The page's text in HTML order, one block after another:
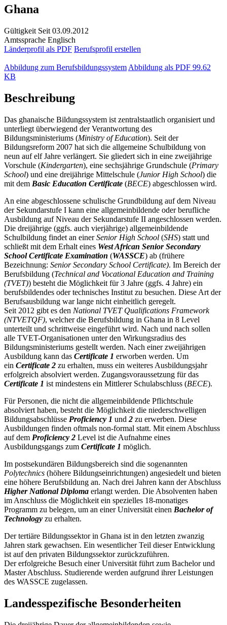
Ghana
Gültigkeit Seit 03.09.2012
Amtssprache Englisch
Länderprofil als PDF Berufsprofil erstellen
Abbildung zum Berufsbildungssystem Abbildung als PDF 99.62
KB
Beschreibung
Das ghanaische Bildungssystem ist zentralstaatlich organisiert und
unterliegt überwiegend der Verantwortung des
Bildungsministeriums (Ministry of Education). Seit der
Bildungsreform 2007 hat sich die allgemeine Schulbildung von
neun auf elf Jahre verlängert. Sie gliedert sich in eine zweijährige
Vorschule (Kindergarten), eine sechsjährige Grundschule (Primary
School) und eine dreijährige Mittelschule (Junior High School) die
mit dem Basic Education Certificate (BECE) abgeschlossen wird.
An eine abgeschlossene schulische Grundbildung auf dem Niveau
der Sekundarstufe I kann eine allgemeinbildende oder berufliche
Ausbildung auf Niveau der Sekundarstufe II angeschlossen werden.
Die dreijährige (ggfs. auch vierjährige) allgemeinbildende
Schulbildung findet an einerSenior High School (SHS) statt und
schließt mit dem Erhalt eines West African Senior Secondary
School Certificate Examination (WASSCE) ab (frühere
Bezeichnung: Senior Secondary School Certificate). Im Bereich der
Berufsbildung (Technical and Vocational Education and Training
(TVET)) besteht die Möglichkeit für 3 Jahre (ggfs. 4 Jahre) ein
berufsbildendes oder technisches Institut zu besuchen. Diese Art der
Berufsausbildung war lange nicht einheitlich geregelt.
Seit 2012 gibt es den National TVET Qualifications Framework
(NTVETQF), welcher die Berufsbildung in Ghana in 8 Level
unterteilt und schrittweise eingeführt wird. Nach und nach sollen
alle TVET-Organisationen unter den Wirkungsradius des
Bildungsministeriums gestellt werden. Nach einer zweijährigen
Ausbildung kann das Certificate 1 erworben werden. Um
ein Certificate 2 zu erhalten, muss ein weiteres Ausbildungsjahr
erfolgreich absolviert werden. Zugangsvoraussetzung für das
Certificate 1 ist mindestens ein Mittlerer Schulabschluss (BECE).
Für Personen, die nicht die allgemeinbildende Pflichtschule
absolviert haben, besteht die Möglichkeit die niederschwelligen
Bildungsabschlüsse Proficiency 1 und 2 zu erwerben. Diese
Ausbildungen finden oftmals non-formal statt. Mit einem Abschluss
auf dem Proficiency 2 Level ist die Aufnahme eines
Ausbildungsgangs zum Certificate 1 möglich.
Im postsekundären Bildungsbereich sind die sogenannten
Polytechnics (höhere Bildungseinrichtungen) angesiedelt und bieten
eine höhere Berufsbildung an. Nach drei Jahren kann der Abschluss
Higher National Diploma erlangt werden. Die Absolventen haben
im Anschluss die Möglichkeit ein spezielles 18-monatiges
Programm zu belegen, um an einer Universität einen Bachelor of
Technology zu erhalten.
Der tertiäre Bildungssektor in Ghana ist in den letzten zwanzig
Jahren stark gewachsen. Ein wesentlicher Teil dieser Entwicklung
ist auf den privaten Bildungssektor zurückzuführen.
Der erfolgreiche Besuch einer Universität führt zum Bachelor und
Master Abschluss. Studierende werden aufgrund ihrer Leistungen
des WASSCE zugelassen.
Landesspezifische Besonderheiten